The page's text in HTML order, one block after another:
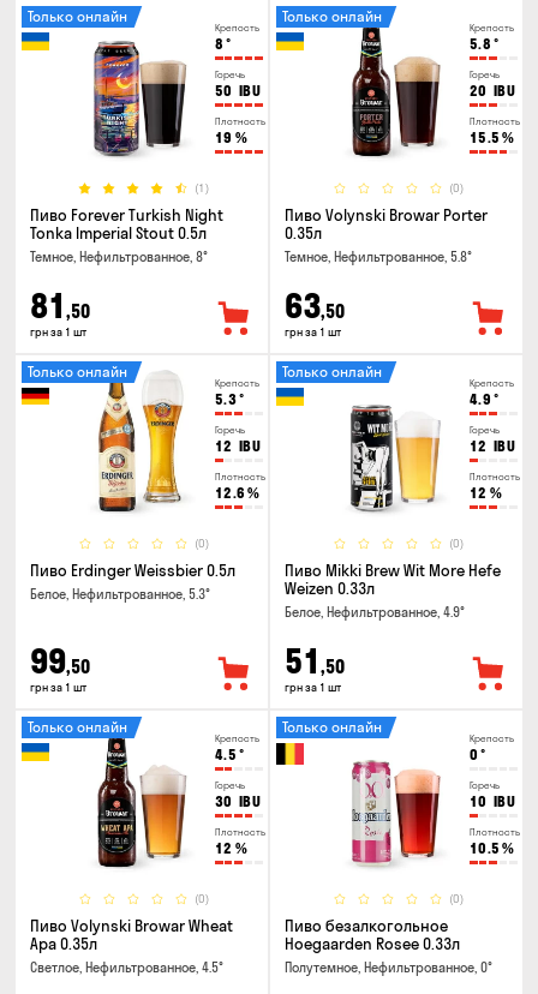
Крепость
8 °
Горечь
50 IBU
Плотность
19 %
(1)
Только онлайн
Пиво Forever Turkish Night
Tonka Imperial Stout 0.5л
Темное, Нефильтрованное, 8°
81 ,50
грн за 1 шт
Крепость
5.8 °
Горечь
20 IBU
Плотность
15.5 %
(0)
Только онлайн
Пиво Volynski Browar Porter
0.35л
Темное, Нефильтрованное, 5.8°
63,50
грн за 1 шт
Крепость
5.3°
Горечь
12 IBU
Плотность
12.6 %
(0)
Только онлайн
Пиво Erdinger Weissbier 0.5л
Белое, Нефильтрованное, 5.3°
99,50
грн за 1 шт
Крепость
4.9 °
Горечь
12 IBU
Плотность
12 %
(0)
Только онлайн
Пиво Mikki Brew Wit More Hefe
Weizen 0.33л
Белое, Нефильтрованное, 4.9°
51 ,50
грн за 1 шт
Крепость
4.5 °
Горечь
30 IBU
Плотность
12 %
(0)
Только онлайн
Пиво Volynski Browar Wheat
Ара 0.35л
Светлое, Нефильтрованное, 4.5°
Крепость
0 °
Горечь
10 IBU
Плотность
10.5 %
(0)
Только онлайн
Пиво безалкогольное
Hoegaarden Rosee 0.33л
Полутемное, Нефильтрованное, 0°